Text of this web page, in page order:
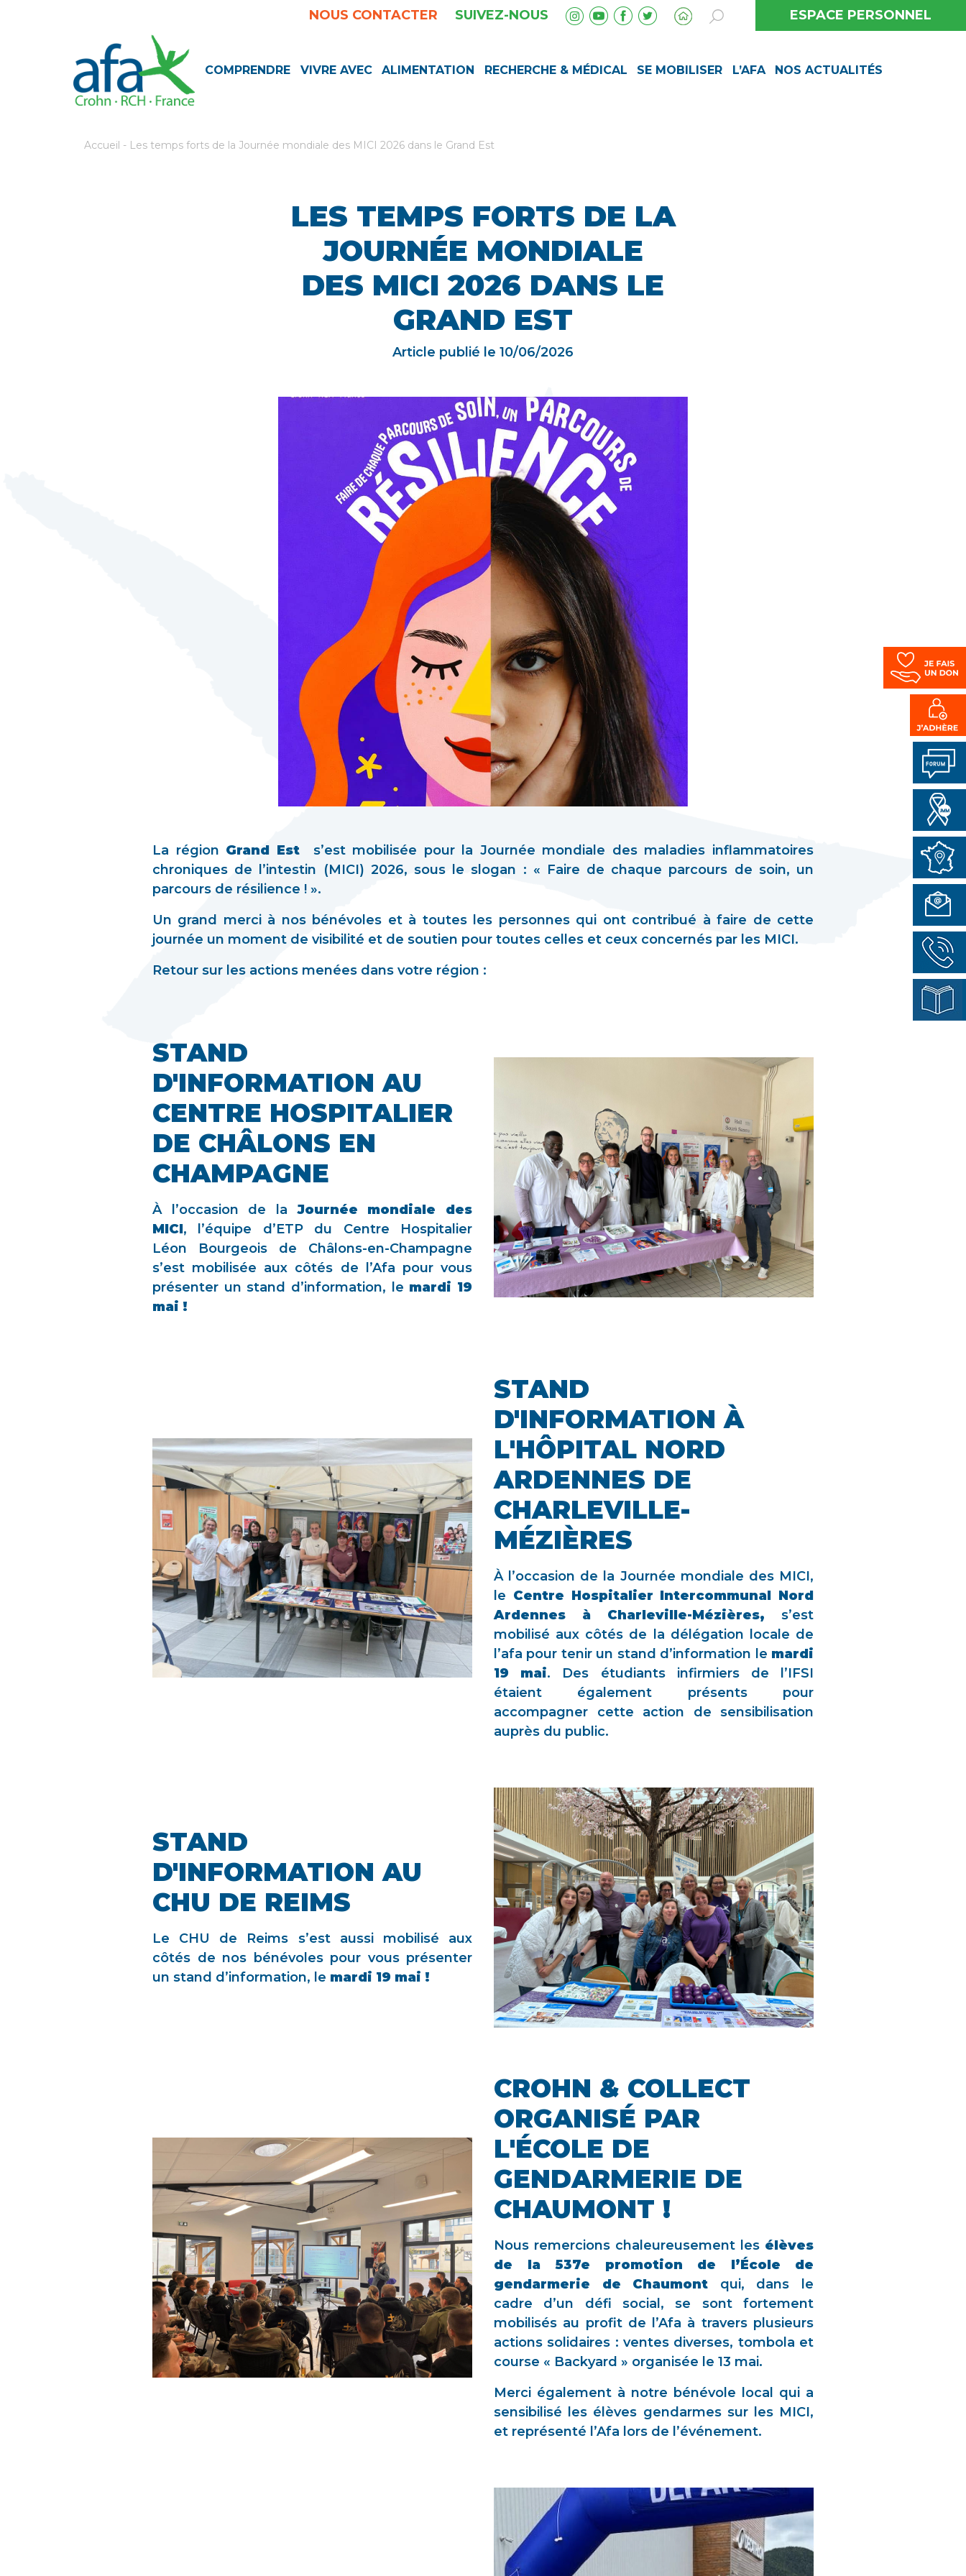
NOUS CONTACTER SUIVEZ-NOUS ESPACE PERSONNEL
COMPRENDRE VIVRE AVEC ALIMENTATION RECHERCHE & MÉDICAL SE MOBILISER L’AFA NOS ACTUALITÉS
Accueil - Les temps forts de la Journée mondiale des MICI 2026 dans le Grand Est
LES TEMPS FORTS DE LA
JOURNÉE MONDIALE
DES MICI 2026 DANS LE
GRAND EST
Article publié le 10/06/2026
La région Grand Est
s’est mobilisée pour la Journée mondiale des maladies inflammatoires
chroniques de l’intestin (MICI) 2026, sous le slogan : « Faire de chaque parcours de soin, un
parcours de résilience ! ».
Un grand merci à nos bénévoles et à toutes les personnes qui ont contribué à faire de cette
journée un moment de visibilité et de soutien pour toutes celles et ceux concernés par les MICI.
Retour sur les actions menées dans votre région :
STAND
D'INFORMATION AU
CENTRE HOSPITALIER
DE CHÂLONS EN
CHAMPAGNE
À l’occasion de la Journée mondiale des
MICI, l’équipe d’ETP du Centre Hospitalier
Léon Bourgeois de Châlons-en-Champagne
s’est mobilisée aux côtés de l’Afa pour vous
présenter un stand d’information, le mardi 19
mai !
STAND
D'INFORMATION À
L'HÔPITAL NORD
ARDENNES DE
CHARLEVILLE-
MÉZIÈRES
À l’occasion de la Journée mondiale des MICI,
le Centre Hospitalier Intercommunal Nord
Ardennes à Charleville-Mézières, s’est
mobilisé aux côtés de la délégation locale de
l’afa pour tenir un stand d’information le mardi
19 mai. Des étudiants infirmiers de l’IFSI
étaient également présents pour
accompagner cette action de sensibilisation
auprès du public.
STAND
D'INFORMATION AU
CHU DE REIMS
Le CHU de Reims s’est aussi mobilisé aux
côtés de nos bénévoles pour vous présenter
un stand d’information, le mardi 19 mai !
CROHN & COLLECT
ORGANISÉ PAR
L'ÉCOLE DE
GENDARMERIE DE
CHAUMONT !
Nous remercions chaleureusement les élèves
de la 537e promotion de l’École de
gendarmerie de Chaumont qui, dans le
cadre d’un défi social, se sont fortement
mobilisés au profit de l’Afa à travers plusieurs
actions solidaires : ventes diverses, tombola et
course « Backyard » organisée le 13 mai.
Merci également à notre bénévole local qui a
sensibilisé les élèves gendarmes sur les MICI,
et représenté l’Afa lors de l’événement.